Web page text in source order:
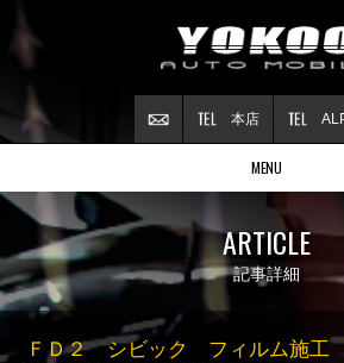
本店
MENU
Stock list
在庫情報
Contract
ご成約情報
NSXについて
ARTICLE
記事詳細
ＦＤ２ シビック フィルム施工